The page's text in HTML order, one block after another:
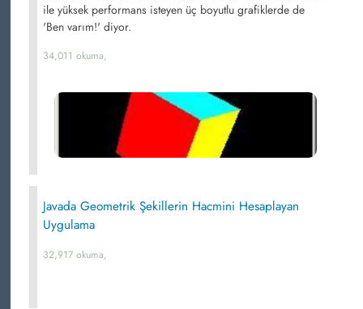
ile yüksek performans isteyen üç boyutlu grafiklerde de
'Ben varım!' diyor.
34,011 okuma,
Javada Geometrik Şekillerin Hacmini Hesaplayan
Uygulama
32,917 okuma,